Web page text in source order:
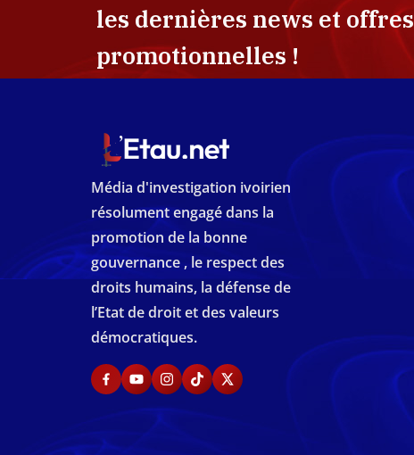
les dernières news et offres
promotionnelles !
Média d'investigation ivoirien
résolument engagé dans la
promotion de la bonne
gouvernance , le respect des
droits humains, la défense de
l’Etat de droit et des valeurs
démocratiques.